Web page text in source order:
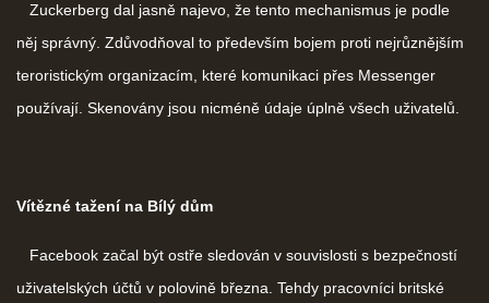
Zuckerberg dal jasně najevo, že tento mechanismus je podle
něj správný. Zdůvodňoval to především bojem proti nejrůznějším
teroristickým organizacím, které komunikaci přes Messenger
používají. Skenovány jsou nicméně údaje úplně všech uživatelů.
Vítězné tažení na Bílý dům
Facebook začal být ostře sledován v souvislosti s bezpečností
uživatelských účtů v polovině března. Tehdy pracovníci britské